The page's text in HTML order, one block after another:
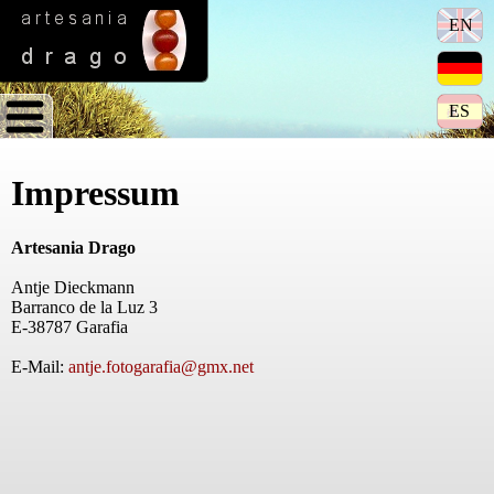
EN
ES
Impressum
Artesania Drago
Antje Dieckmann
Barranco de la Luz 3
E-38787 Garafia
E-Mail: antje.fotogarafia@gmx.net